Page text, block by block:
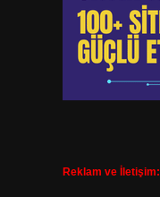
Reklam ve İletişim: